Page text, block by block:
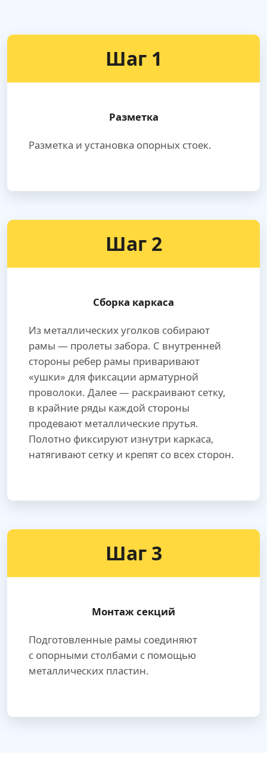
Шаг 1
Разметка
Разметка и установка опорных стоек.
Шаг 2
Сборка каркаса
Из металлических уголков собирают
рамы — пролеты забора. С внутренней
стороны ребер рамы приваривают
«ушки» для фиксации арматурной
проволоки. Далее — раскраивают сетку,
в крайние ряды каждой стороны
продевают металлические прутья.
Полотно фиксируют изнутри каркаса,
натягивают сетку и крепят со всех сторон.
Шаг 3
Монтаж секций
Подготовленные рамы соединяют
с опорными столбами с помощью
металлических пластин.